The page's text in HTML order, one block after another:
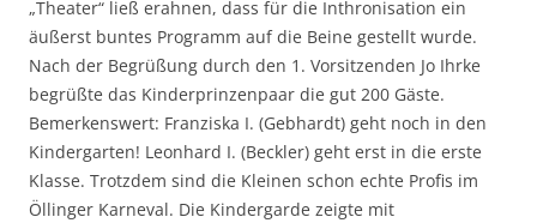
„Theater“ ließ erahnen, dass für die Inthronisation ein
äußerst buntes Programm auf die Beine gestellt wurde.
Nach der Begrüßung durch den 1. Vorsitzenden Jo Ihrke
begrüßte das Kinderprinzenpaar die gut 200 Gäste.
Bemerkenswert: Franziska I. (Gebhardt) geht noch in den
Kindergarten! Leonhard I. (Beckler) geht erst in die erste
Klasse. Trotzdem sind die Kleinen schon echte Profis im
Öllinger Karneval. Die Kindergarde zeigte mit